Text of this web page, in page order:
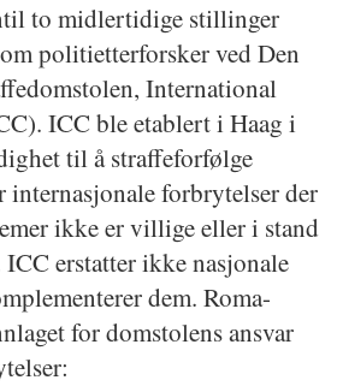
to midlertidige stillinger
politietterforsker ved Den
International
ICC ble etablert i Haag i
til å straffeforfølge
forbrytelser der
ikke er villige eller i stand
erstatter ikke nasjonale
dem. Roma-
for domstolens ansvar